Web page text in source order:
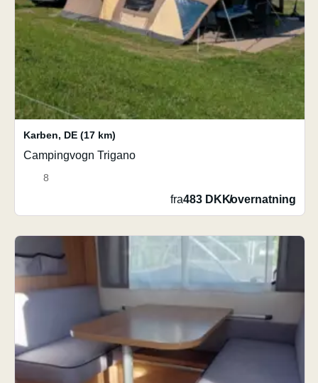
Karben, DE (17 km)
Campingvogn Trigano
8
fra483 DKK/overnatning